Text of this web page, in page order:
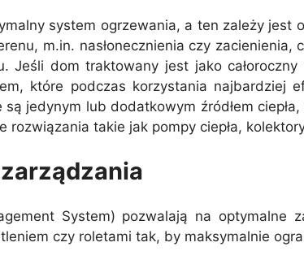
system ogrzewania, a ten zależy jest
m.in. nasłonecznienia czy
Jeśli dom traktowany jest jako
które podczas korzystania najbardziej
jedynym lub dodatkowym źródłem
takie jak pompy ciepła,
System) pozwalają na optymalne
czy roletami tak, by maksymalnie